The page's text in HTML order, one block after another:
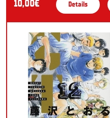
10,00€ Details